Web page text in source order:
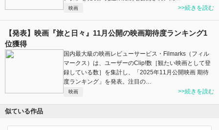
映画 >>続きを読む
【発表】映画『旅と日々』11月公開の映画期待度ランキング1
位獲得
国内最大級の映画レビューサービス・Filmarks（フィル
マークス）は、ユーザーのClip!数［観たい映画として登
録している数］を集計し、「2025年11月公開映画 期待
度ランキング」を発表。注目の…
映画 >>続きを読む
似ている作品